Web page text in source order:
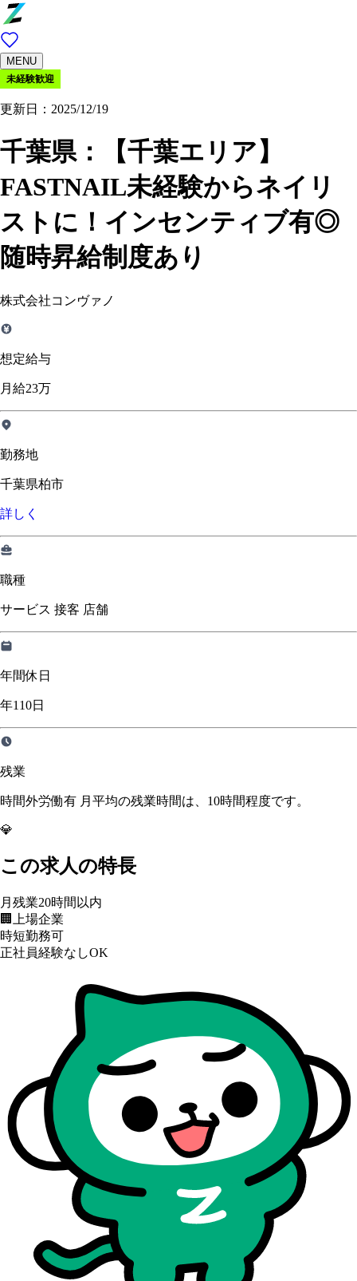
MENU
未経験歓迎
更新日：2025/12/19
千葉県：
【千葉エリア】
FASTNAIL未経験からネイリ
ストに！インセンティブ有◎
随時昇給制度あり
株式会社コンヴァノ
想定給与
月給23万
勤務地
千葉県柏市
詳しく
職種
サービス 接客 店舗
年間休日
年110日
残業
時間外労働有 月平均の残業時間は、10時間程度です。
💎
この求人の特長
月残業20時間以内
🏢
上場企業
時短勤務可
正社員経験なしOK